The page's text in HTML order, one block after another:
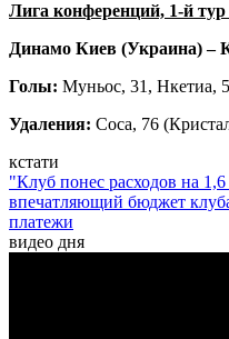
Лига конференций, 1-й тур
Динамо Киев (Украина) –
Голы: Муньос, 31, Нкетиа,
Удаления: Соса, 76
кстати
"Клуб понес расходов на
впечатляющий бюджет
платежи
видео дня